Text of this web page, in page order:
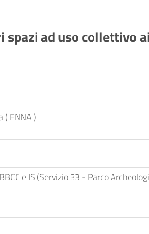
ad uso collettivo
( ENNA )
e IS (Servizio 33 - Parco